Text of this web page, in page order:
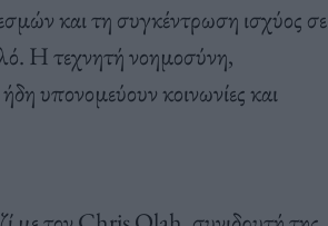
και τη συγκέντρωση ισχύος σε
Η τεχνητή νοημοσύνη,
υπονομεύουν κοινωνίες και